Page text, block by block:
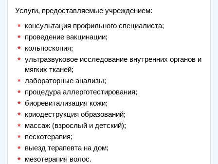
Услуги, предоставляемые учреждением:
консультация профильного специалиста;
проведение вакцинации;
кольпоскопия;
ультразвуковое исследование внутренних органов и
мягких тканей;
лабораторные анализы;
процедура аллерготестирования;
биоревитализация кожи;
криодеструкция образований;
массаж (взрослый и детский);
пескотерапия;
выезд терапевта на дом;
мезотерапия волос.